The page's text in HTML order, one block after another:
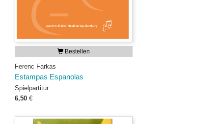
Bestellen
Ferenc Farkas
Estampas Espanolas
Spielpartitur
6,50 €